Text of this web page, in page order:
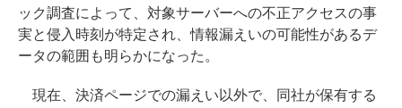
ック調査によって、対象サーバーへの不正アクセスの事
実と侵入時刻が特定され、情報漏えいの可能性があるデ
ータの範囲も明らかになった。
現在、決済ページでの漏えい以外で、同社が保有する